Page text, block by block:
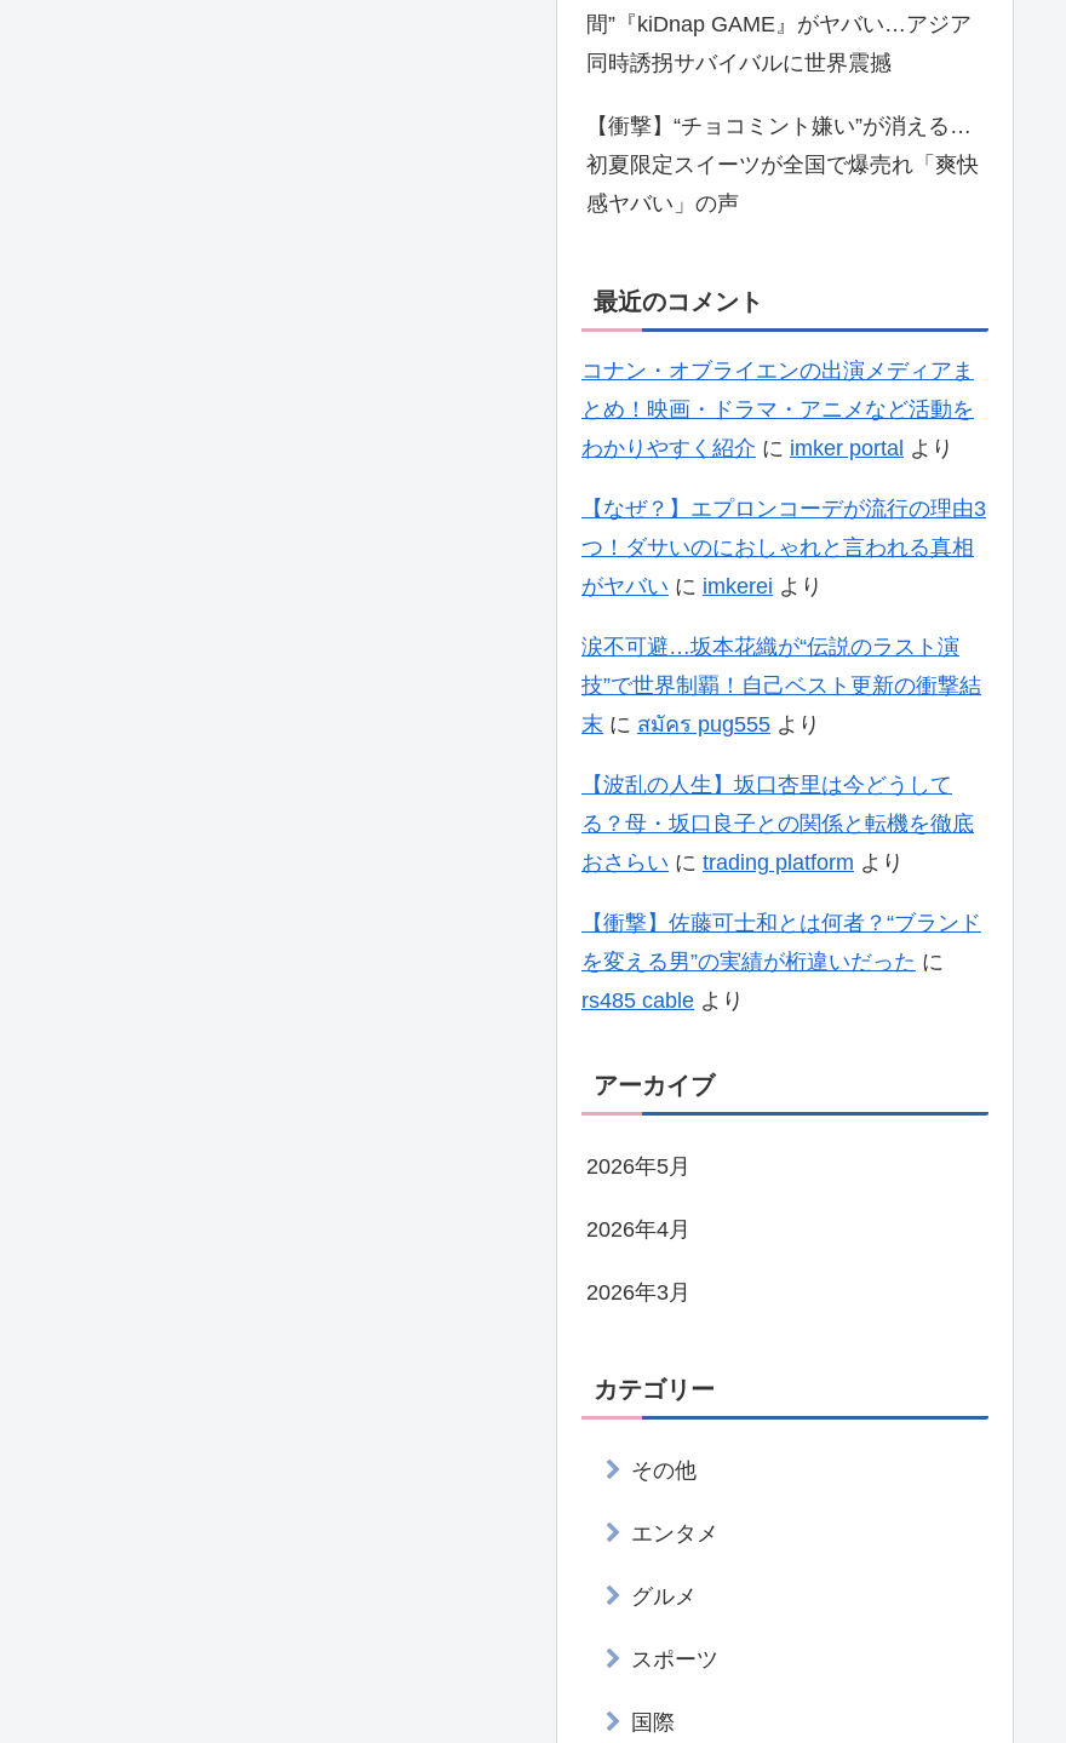
間”『kiDnap GAME』がヤバい…アジア
同時誘拐サバイバルに世界震撼
【衝撃】“チョコミント嫌い”が消える…
初夏限定スイーツが全国で爆売れ「爽快
感ヤバい」の声
最近のコメント
コナン・オブライエンの出演メディアま
とめ！映画・ドラマ・アニメなど活動を
わかりやすく紹介 に imker portal より
【なぜ？】エプロンコーデが流行の理由3
つ！ダサいのにおしゃれと言われる真相
がヤバい に imkerei より
涙不可避…坂本花織が“伝説のラスト演
技”で世界制覇！自己ベスト更新の衝撃結
末 に สมัคร pug555 より
【波乱の人生】坂口杏里は今どうして
る？母・坂口良子との関係と転機を徹底
おさらい に trading platform より
【衝撃】佐藤可士和とは何者？“ブランド
を変える男”の実績が桁違いだった に
rs485 cable より
アーカイブ
2026年5月
2026年4月
2026年3月
カテゴリー
その他
エンタメ
グルメ
スポーツ
国際